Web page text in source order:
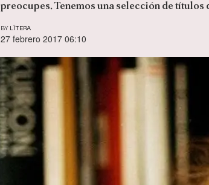
preocupes. Tenemos una selección de títulos
BY LÍTERA
27 febrero 2017 06:10